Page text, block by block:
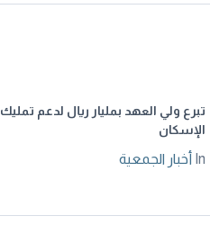
تبرع ولي العهد بمليار ريال لدعم تمليك
الإسكان
In أخبار الجمعية